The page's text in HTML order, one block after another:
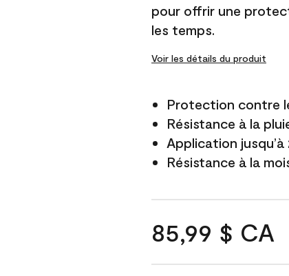
pour offrir une
les temps.
Voir les détails du produit
Protection contre
Résistance à la
Application jusqu’à
Résistance à la
85,99 $ CA